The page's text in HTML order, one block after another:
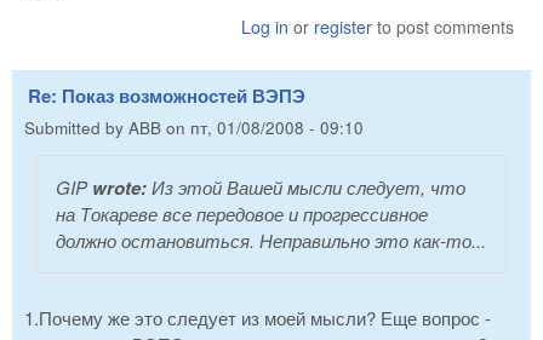
Log in or register to post comments
Re: Показ возможностей ВЭПЭ
Submitted by ABB on пт, 01/08/2008 - 09:10
GIPwrote:Из этой Вашей мысли следует, что
на Токареве все передовое и прогрессивное
должно остановиться. Неправильно это как-то...
1.Почему же это следует из моей мысли? Еще вопрос -